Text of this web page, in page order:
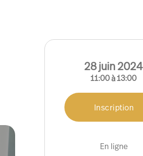
28juin2024
11:00à 13:00
Inscription
En ligne